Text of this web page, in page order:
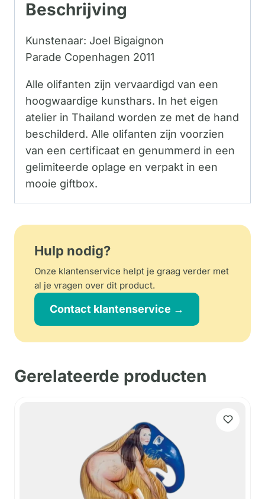
Beschrijving
Kunstenaar: Joel Bigaignon
Parade Copenhagen 2011
Alle olifanten zijn vervaardigd van een
hoogwaardige kunsthars. In het eigen
atelier in Thailand worden ze met de hand
beschilderd. Alle olifanten zijn voorzien
van een certificaat en genummerd in een
gelimiteerde oplage en verpakt in een
mooie giftbox.
Hulp nodig?
Onze klantenservice helpt je graag verder met
al je vragen over dit product.
Contact klantenservice →
Gerelateerde producten